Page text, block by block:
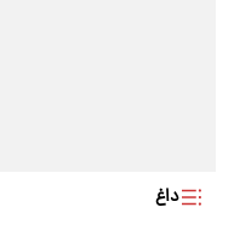
داغ